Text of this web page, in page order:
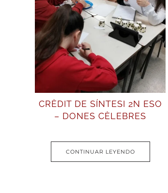
CRÈDIT DE SÍNTESI 2N ESO
– DONES CÈLEBRES
CONTINUAR LEYENDO